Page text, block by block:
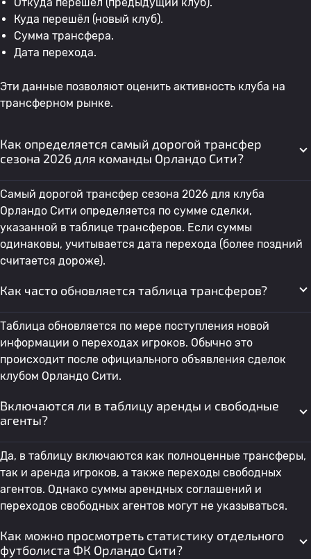
Куда перешёл (новый клуб).
Сумма трансфера.
Дата перехода.
Эти данные позволяют оценить активность клуба на
трансферном рынке.
Как определяется самый дорогой трансфер
сезона 2026 для команды Орландо Сити?
Самый дорогой трансфер сезона 2026 для клуба
Орландо Сити определяется по сумме сделки,
указанной в таблице трансферов. Если суммы
одинаковы, учитывается дата перехода (более поздний
считается дороже).
Как часто обновляется таблица трансферов?
Таблица обновляется по мере поступления новой
информации о переходах игроков. Обычно это
происходит после официального объявления сделок
клубом Орландо Сити.
Включаются ли в таблицу аренды и свободные
агенты?
Да, в таблицу включаются как полноценные трансферы,
так и аренда игроков, а также переходы свободных
агентов. Однако суммы арендных соглашений и
переходов свободных агентов могут не указываться.
Как можно просмотреть статистику отдельного
футболиста ФК Орландо Сити?